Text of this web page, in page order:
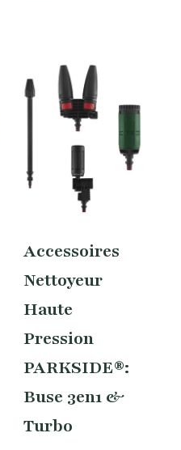
Accessoires
Nettoyeur
Haute
Pression
PARKSIDE®:
Buse 3en1 &
Turbo